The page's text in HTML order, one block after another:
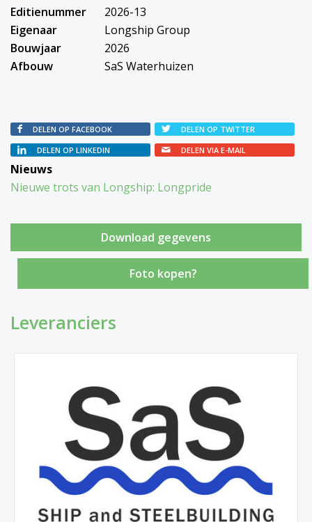
Editienummer
2026-13
Eigenaar
Longship Group
Bouwjaar
2026
Afbouw
SaS Waterhuizen
DELEN OP FACEBOOK
DELEN OP TWITTER
DELEN OP LINKEDIN
DELEN VIA E-MAIL
Nieuws
Nieuwe trots van Longship: Longpride
Foto kopen?
Leveranciers